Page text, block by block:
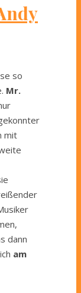
so
Mr.
mit
dann
am